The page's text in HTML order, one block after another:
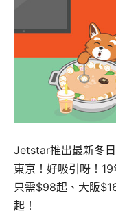
Jetstar推出最新冬
東京！好吸引呀！
只需$98起、大阪
起！